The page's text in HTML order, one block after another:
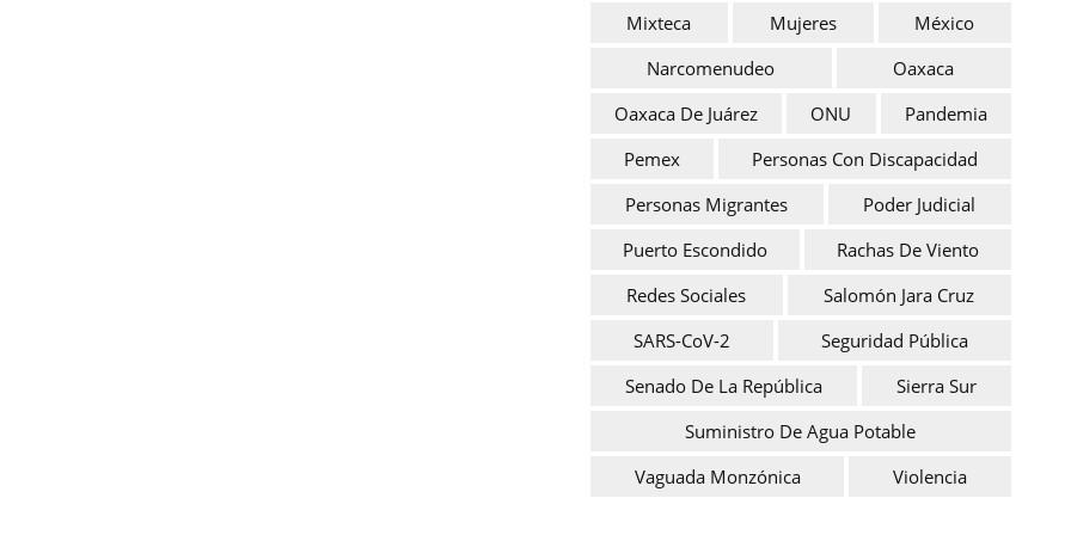
Mixteca
Mujeres
México
Narcomenudeo
Oaxaca
Oaxaca De Juárez
ONU
Pandemia
Pemex
Personas Con Discapacidad
Personas Migrantes
Poder Judicial
Puerto Escondido
Rachas De Viento
Redes Sociales
Salomón Jara Cruz
SARS-CoV-2
Seguridad Pública
Senado De La República
Sierra Sur
Suministro De Agua Potable
Vaguada Monzónica
Violencia